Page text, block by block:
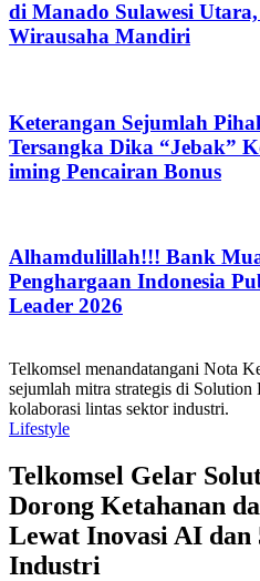
di Manado Sulawesi
Wirausaha Mandiri
Keterangan Sejumlah
Tersangka Dika “Jebak”
iming Pencairan Bonus
Alhamdulillah!!! Bank
Penghargaan Indonesia
Leader 2026
Telkomsel menandatangani Nota
sejumlah mitra strategis di
kolaborasi lintas sektor industri.
Lifestyle
Telkomsel Gelar
Dorong Ketahanan
Lewat Inovasi AI
Industri